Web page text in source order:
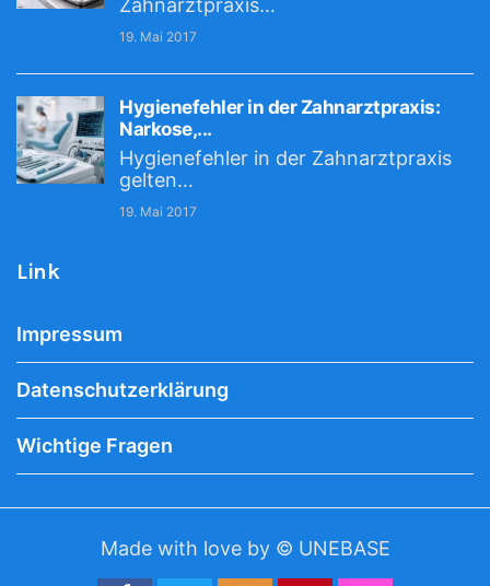
Zahnarztpraxis…
19. Mai 2017
Hygienefehler in der Zahnarztpraxis:
Narkose,...
Hygienefehler in der Zahnarztpraxis
gelten…
19. Mai 2017
Link
Impressum
Datenschutzerklärung
Wichtige Fragen
Made with love by © UNEBASE